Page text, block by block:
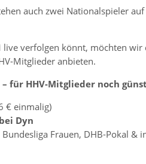
auch zwei Nationalspieler
verfolgen könnt, möchten wir
Mitglieder anbieten.
für HHV-Mitglieder noch
€ einmalig)
Dyn
Frauen, DHB-Pokal &